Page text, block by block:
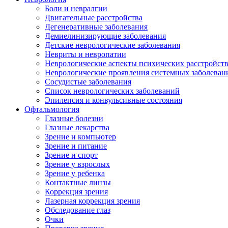
Боли и невралгии
Двигательные расстройства
Дегенеративные заболевания
Демиелинизирующие заболевания
Детские неврологические заболевания
Невриты и невропатии
Неврологические аспекты психических расстройств
Неврологические проявления системных
Сосудистые заболевания
Список неврологических заболеваний
Эпилепсия и конвульсивные состояния
Офтальмология
Глазные болезни
Глазные лекарства
Зрение и компьютер
Зрение и питание
Зрение и спорт
Зрение у взрослых
Зрение у ребенка
Контактные линзы
Коррекция зрения
Лазерная коррекция зрения
Обследование глаз
Очки